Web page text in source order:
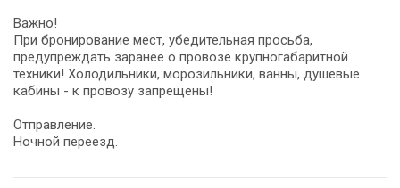
Важно!
При бронирование мест, убедительная просьба,
предупреждать заранее о провозе крупногабаритной
техники! Холодильники, морозильники, ванны, душевые
кабины - к провозу запрещены!
Отправление.
Ночной переезд.